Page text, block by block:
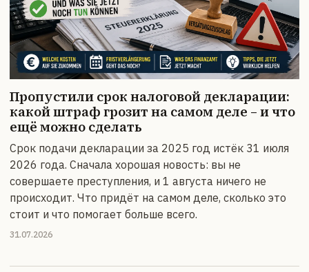
Пропустили срок налоговой декларации:
какой штраф грозит на самом деле – и что
ещё можно сделать
Срок подачи декларации за 2025 год истёк 31 июля
2026 года. Сначала хорошая новость: вы не
совершаете преступления, и 1 августа ничего не
происходит. Что придёт на самом деле, сколько это
стоит и что помогает больше всего.
31.07.2026